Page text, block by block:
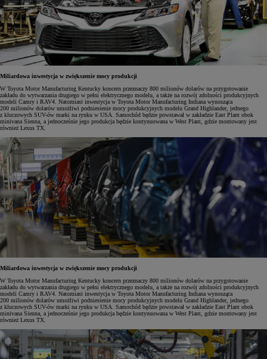
Miliardowa inwestycja w zwiększenie mocy produkcji
W Toyota Motor Manufacturing Kentucky koncern przeznaczy 800 milionów dolarów na przygotowanie
zakładu do wytwarzania drugiego w pełni elektrycznego modelu, a także na rozwój zdolności produkcyjnych
modeli Camry i RAV4. Natomiast inwestycja w Toyota Motor Manufacturing Indiana wynosząca
200 milionów dolarów umożliwi podniesienie mocy produkcyjnych modelu Grand Highlander, jednego
z kluczowych SUV-ów marki na rynku w USA. Samochód będzie powstawał w zakładzie East Plant obok
minivana Sienna, a jednocześnie jego produkcja będzie kontynuowana w West Plant, gdzie montowany jest
również Lexus TX.
Miliardowa inwestycja w zwiększenie mocy produkcji
W Toyota Motor Manufacturing Kentucky koncern przeznaczy 800 milionów dolarów na przygotowanie
zakładu do wytwarzania drugiego w pełni elektrycznego modelu, a także na rozwój zdolności produkcyjnych
modeli Camry i RAV4. Natomiast inwestycja w Toyota Motor Manufacturing Indiana wynosząca
200 milionów dolarów umożliwi podniesienie mocy produkcyjnych modelu Grand Highlander, jednego
z kluczowych SUV-ów marki na rynku w USA. Samochód będzie powstawał w zakładzie East Plant obok
minivana Sienna, a jednocześnie jego produkcja będzie kontynuowana w West Plant, gdzie montowany jest
również Lexus TX.